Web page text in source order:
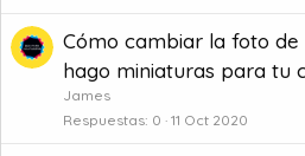
Cómo cambiar la foto de
hago miniaturas para tu
James
Respuestas 0 11 Oct 2020